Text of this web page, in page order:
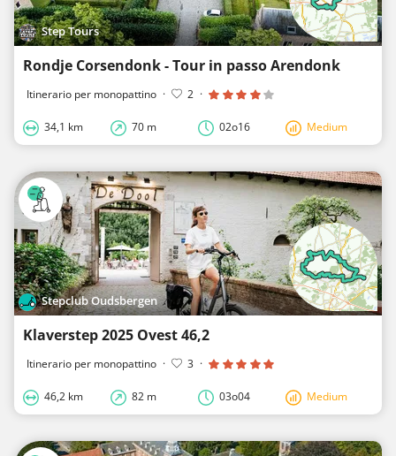
Step Tours
Rondje Corsendonk - Tour in passo Arendonk
Itinerario per monopattino · 2 ·
34,1 km 70 m 02o16 Medium
Stepclub Oudsbergen
Klaverstep 2025 Ovest 46,2
Itinerario per monopattino · 3 ·
46,2 km 82 m 03o04 Medium